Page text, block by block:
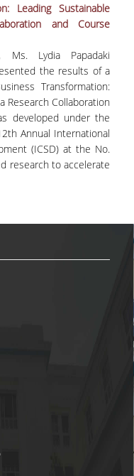
Leading Sustainable
and Course
Ms.
Lydia Papadaki
the results of a
Transformation:
Research Collaboration
developed under the
Annual International
(ICSD) at the No.
research to accelerate